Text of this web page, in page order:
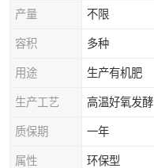
产量 不限
容积 多种
用途 生产有机肥
生产工艺 高温好氧发酵
质保期 一年
属性 环保型